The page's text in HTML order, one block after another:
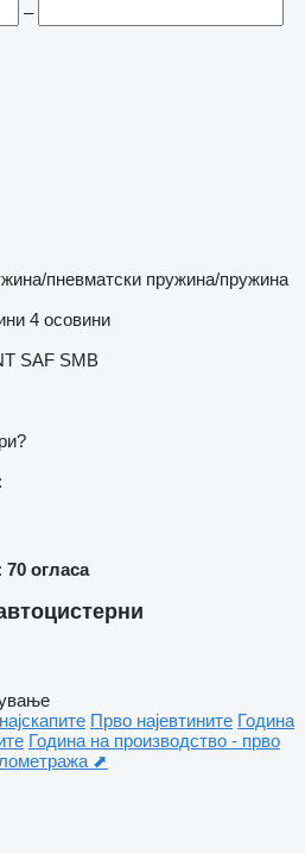
–
пневматски пружина/пружина
4 осовини
SAF SMB
70 огласа
Прво најевтините Година
Година на производство - прво
⬈